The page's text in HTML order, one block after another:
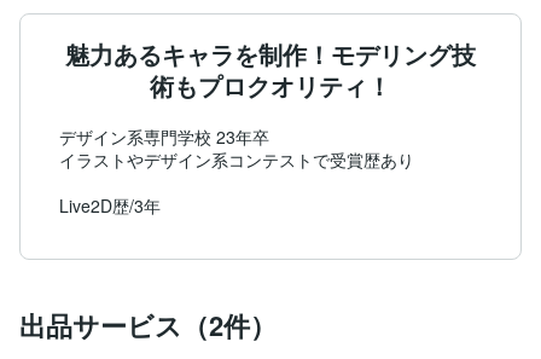
魅力あるキャラを制作！モデリング技
術もプロクオリティ！
デザイン系専門学校 23年卒
イラストやデザイン系コンテストで受賞歴あり
Live2D歴/3年
出品サービス（2件）